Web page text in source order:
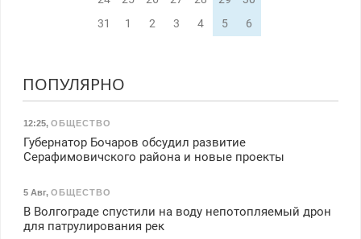
31
1 2 3 4 5 6
ПОПУЛЯРНО
12:25, ОБЩЕСТВО
Губернатор Бочаров обсудил развитие
Серафимовичского района и новые проекты
5 Авг, ОБЩЕСТВО
В Волгограде спустили на воду непотопляемый дрон
для патрулирования рек